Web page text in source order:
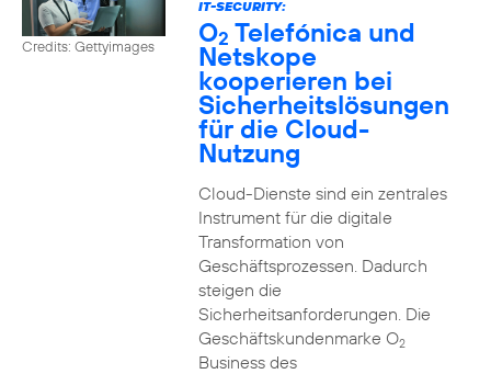
Credits: Gettyimages
IT-SECURITY:
O2 Telefónica und
Netskope
kooperieren bei
Sicherheitslösungen
für die Cloud-
Nutzung
Cloud-Dienste sind ein zentrales
Instrument für die digitale
Transformation von
Geschäftsprozessen. Dadurch
steigen die
Sicherheitsanforderungen. Die
Geschäftskundenmarke O2
Business des